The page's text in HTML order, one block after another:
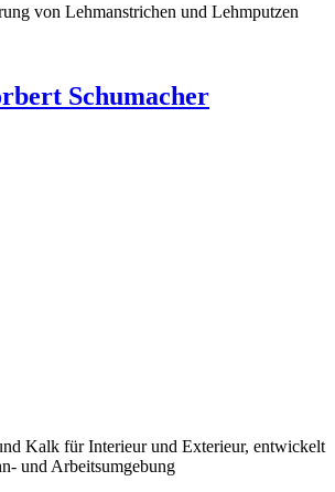
von Lehmanstrichen und Lehmputzen
Schumacher
Kalk für Interieur und Exterieur, entwickelt
und Arbeitsumgebung